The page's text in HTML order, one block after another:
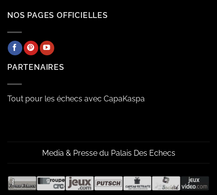
NOS PAGES OFFICIELLES
PARTENAIRES
Tout pour les échecs avec CapaKaspa
Media & Presse du Palais Des Echecs